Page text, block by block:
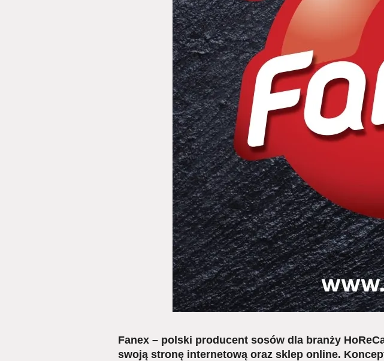
Fanex – polski producent sosów dla branży
swoją stronę internetową oraz sklep online.